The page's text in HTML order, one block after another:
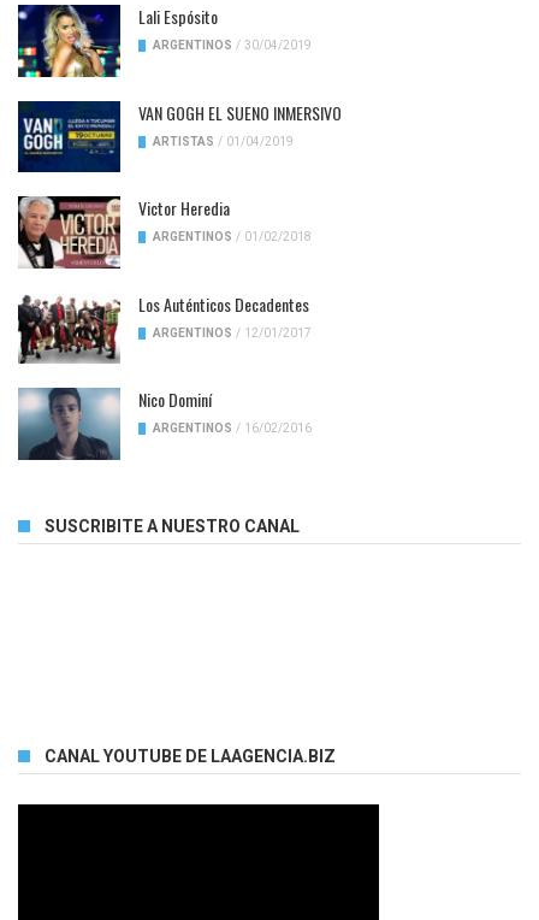
Lali Espósito
ARGENTINOS / 30/04/2019
VAN GOGH EL SUENO INMERSIVO
ARTISTAS / 01/04/2019
Victor Heredia
ARGENTINOS / 01/02/2018
Los Auténticos Decadentes
ARGENTINOS / 12/01/2017
Nico Dominí
ARGENTINOS / 16/02/2016
SUSCRIBITE A NUESTRO CANAL
CANAL YOUTUBE DE LAAGENCIA.BIZ